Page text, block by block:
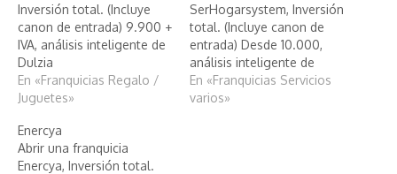
Inversión total. (Incluye
canon de entrada) 9.900 +
IVA, análisis inteligente de
Dulzia
En «Franquicias Regalo /
Juguetes»
SerHogarsystem, Inversión
total. (Incluye canon de
entrada) Desde 10.000,
análisis inteligente de
SerHogarsystem
En «Franquicias Servicios
varios»
Enercya
Abrir una franquicia
Enercya, Inversión total.